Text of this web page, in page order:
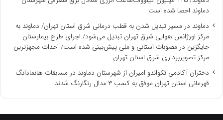
دماوند احصا شده است
دماوند در مسیر تبدیل شدن به قطب درمانی شرق استان تهران/ دماوند به
مرکز اورژانس هوایی شرق تهران تبدیل می‌شود/ اجرای طرح بیمارستان
جایگزین در مصوبات استانی و ملی پیش‌بینی شده است/ احداث مجهزترین
مرکز تصویربرداری شرق استان تهران
دختران آکادمی تکواندو امیران از شهرستان دماوند در مسابقات هانمادانگ
قهرمانی استان تهران موفق به کسب ۳ مدال رنگارنگ شدند